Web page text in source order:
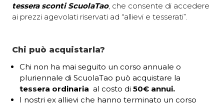
tessera sconti ScuolaTao, che consente di accedere
ai prezzi agevolati riservati ad “allievi e tesserati”.
Chi può acquistarla?
Chi non ha mai seguito un corso annuale o
pluriennale di ScuolaTao può acquistare la
tessera ordinaria al costo di 50€ annui.
I nostri ex allievi che hanno terminato un corso